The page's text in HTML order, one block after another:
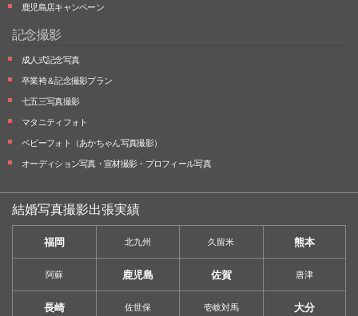
鹿児島店キャンペーン
記念撮影
成人式記念写真
卒業袴＆記念撮影プラン
七五三写真撮影
マタニティフォト
ベビーフォト （あかちゃん写真撮影）
オーディション写真・ 宣材撮影・ プロフィール写真
結婚写真撮影出張実績
福岡 北九州 久留米 熊本
阿蘇 鹿児島 佐賀 唐津
長崎 佐世保 壱岐対馬 大分